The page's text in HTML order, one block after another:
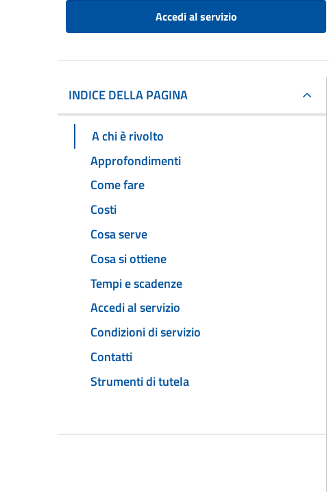
Accedi al servizio
INDICE DELLA PAGINA
A chi è rivolto
Approfondimenti
Come fare
Costi
Cosa serve
Cosa si ottiene
Tempi e scadenze
Accedi al servizio
Condizioni di servizio
Contatti
Strumenti di tutela